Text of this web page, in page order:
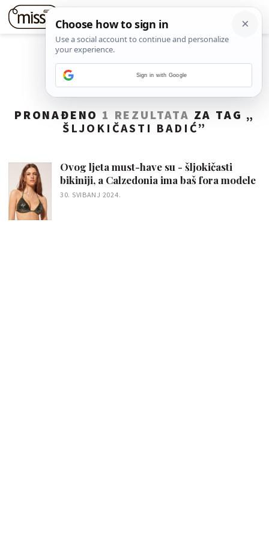
PRONAĐENO 1 REZULTATA ZA TAG „
ŠLJOKIČASTI BADIĆ”
Ovog ljeta must-have su - šljokičasti
bikiniji, a Calzedonia ima baš fora modele
30. SVIBANJ 2024.
Sign in with Google